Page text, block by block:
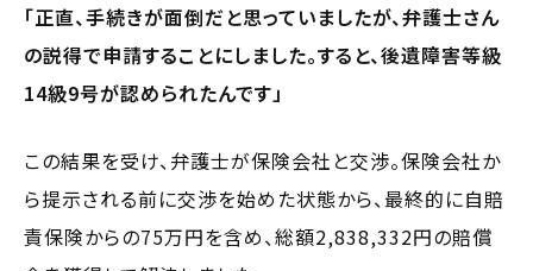
「正直、手続きが面倒だと思っていましたが、弁護士さん
の説得で申請することにしました。すると、後遺障害等級
14級9号が認められたんです」
この結果を受け、弁護士が保険会社と交渉。保険会社か
ら提示される前に交渉を始めた状態から、最終的に自賠
責保険からの75万円を含め、総額2,838,332円の賠償